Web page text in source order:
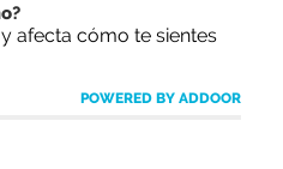
afecta cómo te sientes
POWERED BY ADDOOR